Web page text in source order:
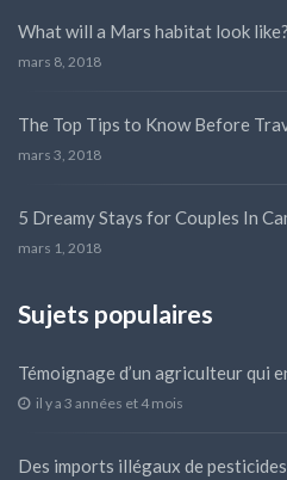
What will a Mars habitat look like?
mars 8, 2018
The Top Tips to Know Before
mars 3, 2018
5 Dreamy Stays for Couples In
mars 1, 2018
Sujets populaires
Témoignage d’un agriculteur qui
il y a 3 années et 4 mois
Des imports illégaux de pesticides